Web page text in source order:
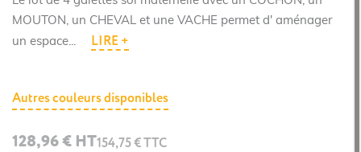
MOUTON, un CHEVAL et une VACHE permet d' aménager
un espace...
LIRE +
Autres couleurs disponibles
128,96 € HT154,75 € TTC